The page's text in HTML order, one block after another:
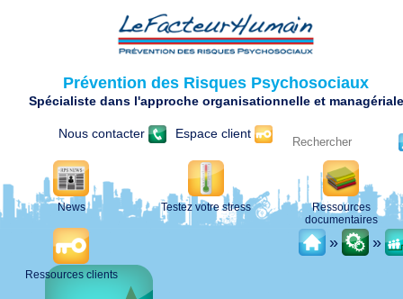
Prévention des Risques Psychosociaux
Spécialiste dans l'approche organisationnelle et managériale
Espace client
Nous contacter
News Testez votre stress
Ressources
documentaires
Ressources clients
» »